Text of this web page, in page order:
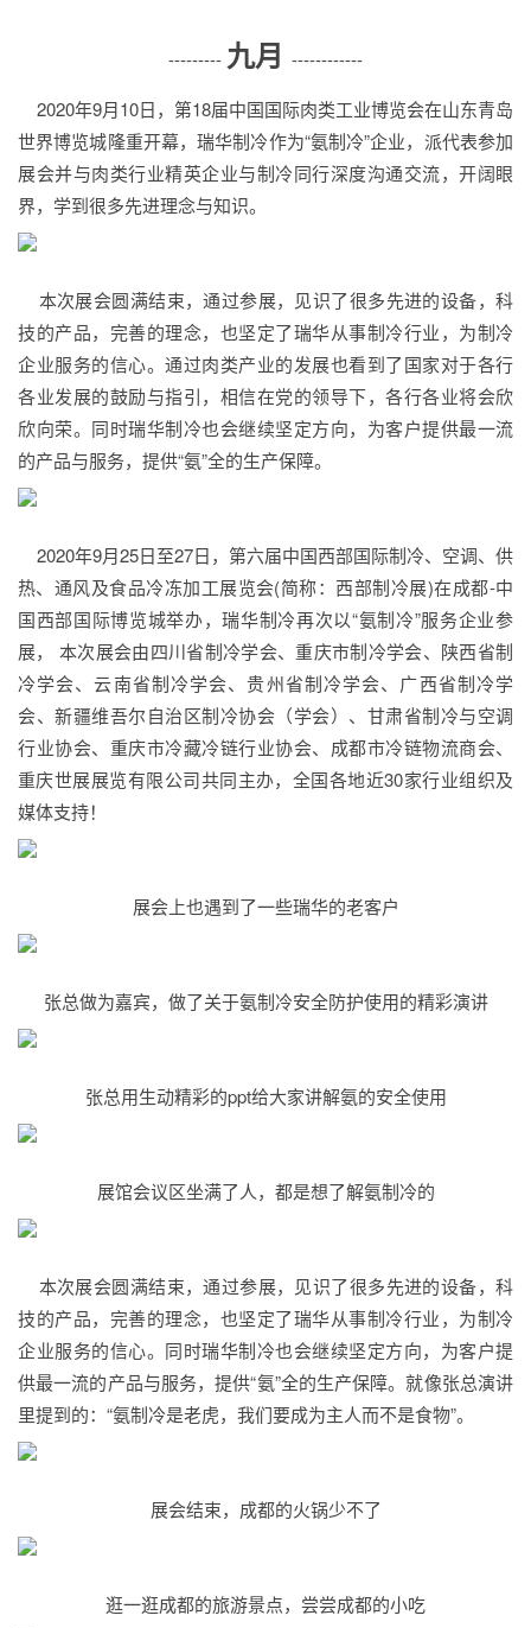
--------- 九月 ------------
2020年9月10日，第18届中国国际肉类工业博览会在山东青岛
世界博览城隆重开幕，瑞华制冷作为“氨制冷”企业，派代表参加
展会并与肉类行业精英企业与制冷同行深度沟通交流，开阔眼
界，学到很多先进理念与知识。
本次展会圆满结束，通过参展，见识了很多先进的设备，科
技的产品，完善的理念，也坚定了瑞华从事制冷行业，为制冷
企业服务的信心。通过肉类产业的发展也看到了国家对于各行
各业发展的鼓励与指引，相信在党的领导下，各行各业将会欣
欣向荣。同时瑞华制冷也会继续坚定方向，为客户提供最一流
的产品与服务，提供“氨”全的生产保障。
2020年9月25日至27日，第六届中国西部国际制冷、空调、供
热、通风及食品冷冻加工展览会(简称：西部制冷展)在成都-中
国西部国际博览城举办，瑞华制冷再次以“氨制冷”服务企业参
展， 本次展会由四川省制冷学会、重庆市制冷学会、陕西省制
冷学会、云南省制冷学会、贵州省制冷学会、广西省制冷学
会、新疆维吾尔自治区制冷协会（学会）、甘肃省制冷与空调
行业协会、重庆市冷藏冷链行业协会、成都市冷链物流商会、
重庆世展展览有限公司共同主办，全国各地近30家行业组织及
媒体支持！
展会上也遇到了一些瑞华的老客户
张总做为嘉宾，做了关于氨制冷安全防护使用的精彩演讲
张总用生动精彩的ppt给大家讲解氨的安全使用
展馆会议区坐满了人，都是想了解氨制冷的
本次展会圆满结束，通过参展，见识了很多先进的设备，科
技的产品，完善的理念，也坚定了瑞华从事制冷行业，为制冷
企业服务的信心。同时瑞华制冷也会继续坚定方向，为客户提
供最一流的产品与服务，提供“氨”全的生产保障。就像张总演讲
里提到的：“氨制冷是老虎，我们要成为主人而不是食物”。
展会结束，成都的火锅少不了
逛一逛成都的旅游景点，尝尝成都的小吃